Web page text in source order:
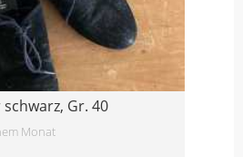
Gr. 40
Monat